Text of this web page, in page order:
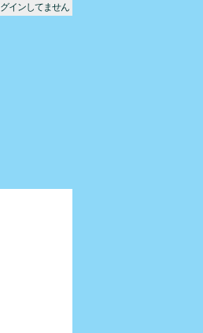
インしてません